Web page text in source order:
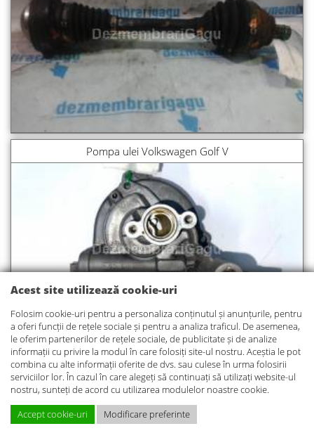
Pompa ulei Volkswagen Golf V
Prezoane chiuloasa Volkswagen Golf V
Acest site utilizează cookie-uri
Folosim cookie-uri pentru a personaliza conținutul și anunțurile, pentru
a oferi funcții de rețele sociale și pentru a analiza traficul. De asemenea,
le oferim partenerilor de rețele sociale, de publicitate și de analize
informații cu privire la modul în care folosiți site-ul nostru. Aceștia le pot
combina cu alte informații oferite de dvs. sau culese în urma folosirii
serviciilor lor. În cazul în care alegeți să continuați să utilizați website-ul
nostru, sunteți de acord cu utilizarea modulelor noastre cookie.
Accept cookie-uri Modificare preferinte